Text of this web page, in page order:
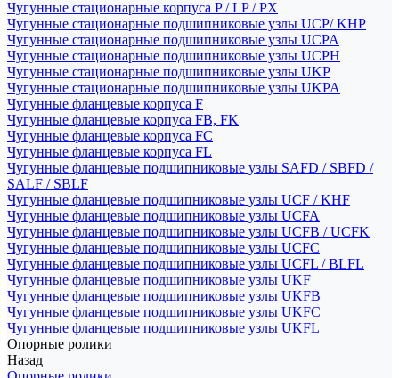
Чугунные стационарные корпуса P / LP / PX
Чугунные стационарные подшипниковые узлы UCP/ KHP
Чугунные стационарные подшипниковые узлы UCPA
Чугунные стационарные подшипниковые узлы UCPH
Чугунные стационарные подшипниковые узлы UKP
Чугунные стационарные подшипниковые узлы UKPA
Чугунные фланцевые корпуса F
Чугунные фланцевые корпуса FB, FK
Чугунные фланцевые корпуса FC
Чугунные фланцевые корпуса FL
Чугунные фланцевые подшипниковые узлы SAFD / SBFD /
SALF / SBLF
Чугунные фланцевые подшипниковые узлы UCF / KHF
Чугунные фланцевые подшипниковые узлы UCFA
Чугунные фланцевые подшипниковые узлы UCFB / UCFK
Чугунные фланцевые подшипниковые узлы UCFC
Чугунные фланцевые подшипниковые узлы UCFL / BLFL
Чугунные фланцевые подшипниковые узлы UKF
Чугунные фланцевые подшипниковые узлы UKFB
Чугунные фланцевые подшипниковые узлы UKFC
Чугунные фланцевые подшипниковые узлы UKFL
Опорные ролики
Назад